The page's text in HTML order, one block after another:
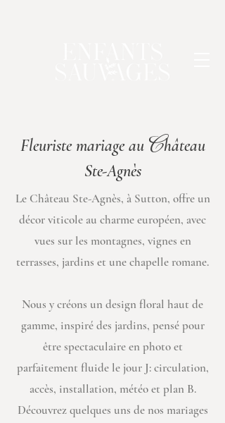
Fleuriste mariage au Château
Ste-Agnès
Le Château Ste-Agnès, à Sutton, offre un
décor viticole au charme européen, avec
vues sur les montagnes, vignes en
terrasses, jardins et une chapelle romane.
Nous y créons un design floral haut de
gamme, inspiré des jardins, pensé pour
être spectaculaire en photo et
parfaitement fluide le jour J: circulation,
accès, installation, météo et plan B.
Découvrez quelques uns de nos mariages